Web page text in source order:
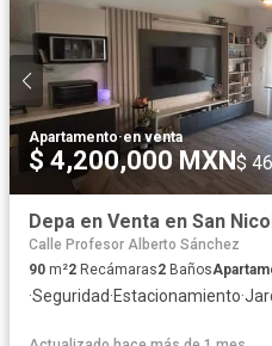
Apartamento·en venta
$ 4,200,000 MXN$
Depa en Venta en San
Calle Profesor Alberto Sánchez
90 m²2 Recámaras2 Baños
·Seguridad·Estacionamiento·